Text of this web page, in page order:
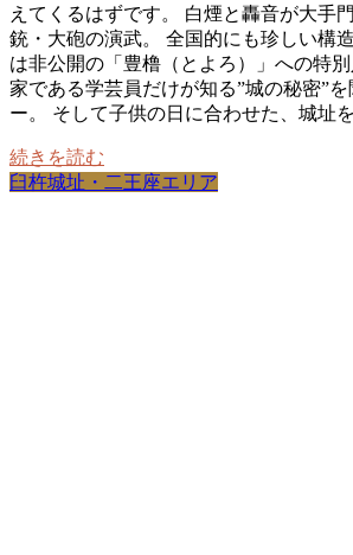
えてくるはずです。 白煙と轟音が大手
銃・大砲の演武。 全国的にも珍しい構
は非公開の「豊橹（とよろ）」への特
家である学芸員だけが知る”城の秘密”
ー。 そして子供の日に合わせた、城址
続きを読む
臼杵城址・二王座エリア